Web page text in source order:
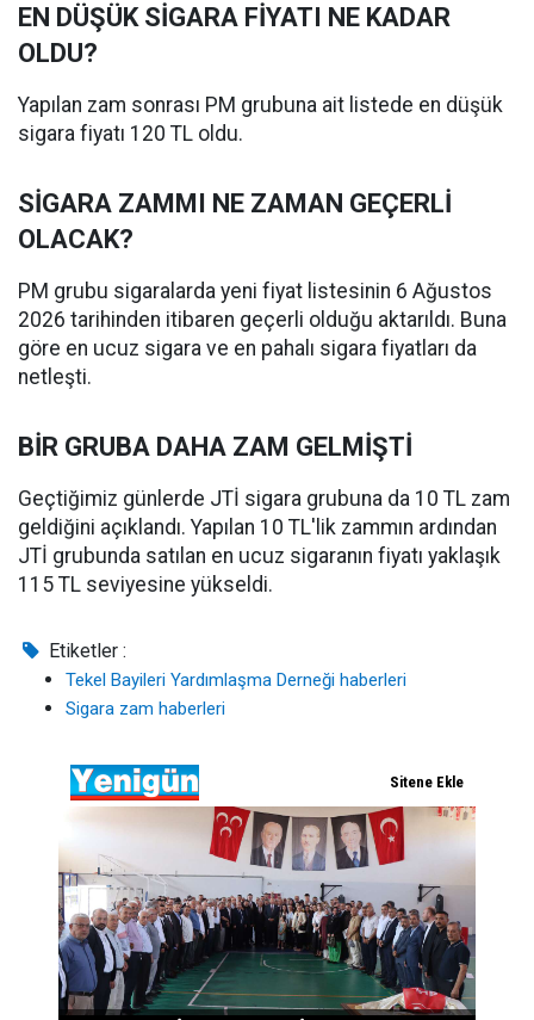
EN DÜŞÜK SİGARA FİYATI NE KADAR
OLDU?
Yapılan zam sonrası PM grubuna ait listede en düşük
sigara fiyatı 120 TL oldu.
SİGARA ZAMMI NE ZAMAN GEÇERLİ
OLACAK?
PM grubu sigaralarda yeni fiyat listesinin 6 Ağustos
2026 tarihinden itibaren geçerli olduğu aktarıldı. Buna
göre en ucuz sigara ve en pahalı sigara fiyatları da
netleşti.
BİR GRUBA DAHA ZAM GELMİŞTİ
Geçtiğimiz günlerde JTİ sigara grubuna da 10 TL zam
geldiğini açıklandı. Yapılan 10 TL'lik zammın ardından
JTİ grubunda satılan en ucuz sigaranın fiyatı yaklaşık
115 TL seviyesine yükseldi.
Etiketler :
Tekel Bayileri Yardımlaşma Derneği haberleri
Sigara zam haberleri